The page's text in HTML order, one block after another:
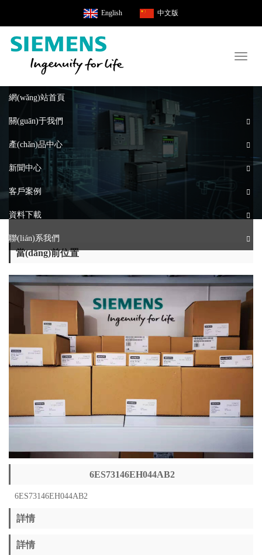
English 中文版
網(wǎng)站首頁
關(guān)于我們
產(chǎn)品中心
新聞中心
客戶案例
資料下載
聯(lián)系我們
當(dāng)前位置
6ES73146EH044AB2
6ES73146EH044AB2
詳情
詳情